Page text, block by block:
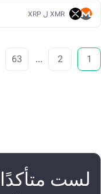
XMR ل XRP
1
2
...
63
لست